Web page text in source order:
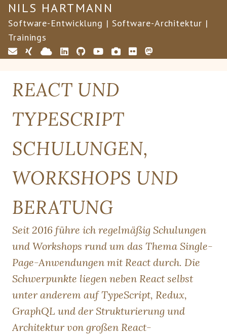
NILS HARTMANN
Software-Entwicklung | Software-Architektur |
Trainings
REACT UND
TYPESCRIPT
SCHULUNGEN,
WORKSHOPS UND
BERATUNG
Seit 2016 führe ich regelmäßig Schulungen
und Workshops rund um das Thema Single-
Page-Anwendungen mit React durch. Die
Schwerpunkte liegen neben React selbst
unter anderem auf TypeScript, Redux,
GraphQL und der Strukturierung und
Architektur von großen React-